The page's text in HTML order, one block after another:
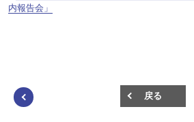
内報告会」
戻る